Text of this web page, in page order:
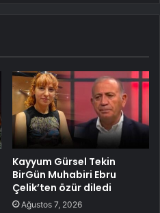
Kayyum Gürsel Tekin
BirGün Muhabiri Ebru
Çelik’ten özür diledi
Ağustos 7, 2026